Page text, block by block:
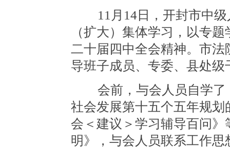
11月14日，开封市中级
（扩大）集体学习，以专
二十届四中全会精神。市
导班子成员、专委、县处
会前，与会人员自学了
社会发展第十五个五年规
会＜建议＞学习辅导百问
明》，与会人员联系工作